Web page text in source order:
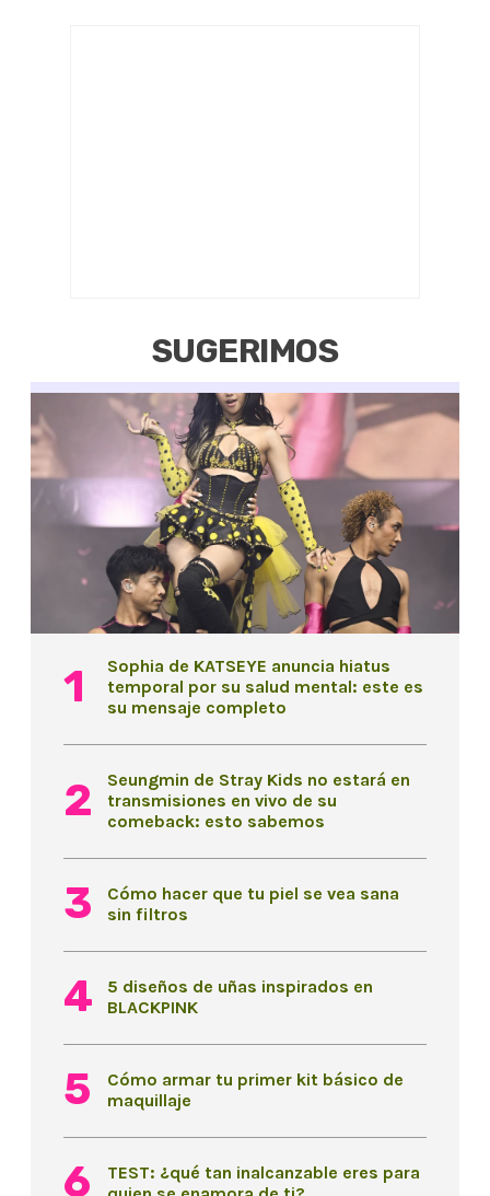
SUGERIMOS
Sophia de KATSEYE anuncia hiatus
temporal por su salud mental: este es
su mensaje completo
Seungmin de Stray Kids no estará en
transmisiones en vivo de su
comeback: esto sabemos
Cómo hacer que tu piel se vea sana
sin filtros
5 diseños de uñas inspirados en
BLACKPINK
Cómo armar tu primer kit básico de
maquillaje
TEST: ¿qué tan inalcanzable eres para